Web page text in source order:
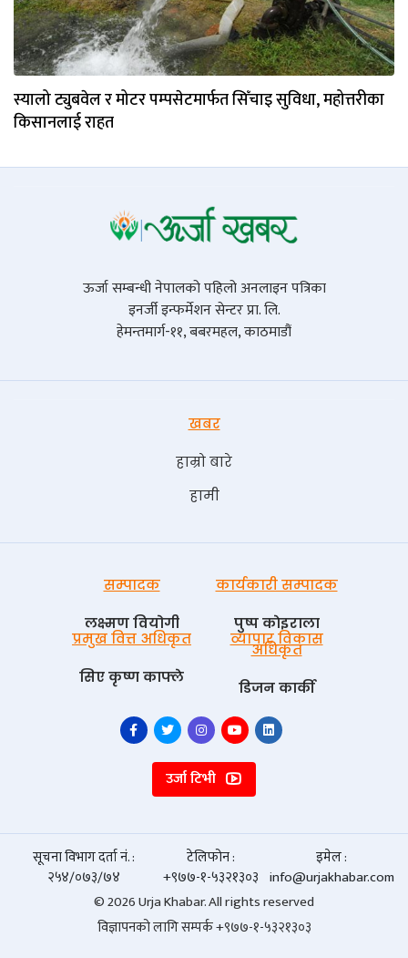
स्यालो ट्युबवेल र मोटर पम्पसेटमार्फत सिँचाइ सुविधा, महोत्तरीका
किसानलाई राहत
ऊर्जा सम्बन्धी नेपालको पहिलो अनलाइन पत्रिका
इनर्जी इन्फर्मेशन सेन्टर प्रा. लि.
हेमन्तमार्ग-११, बबरमहल, काठमाडौं
खबर
हाम्रो बारे
हामी
सम्पादक
लक्ष्मण वियोगी
कार्यकारी सम्पादक
पुष्प काेइराला
प्रमुख वित्त अधिकृत
सिए कृष्ण काफ्ले
व्यापार विकास
अधिकृत
डिजन कार्की
उर्जा टिभी
सूचना विभाग दर्ता नं. :
२५४/०७३/७४
टेलिफोन :
+९७७-१-५३२१३०३
इमेल :
info@urjakhabar.com
© 2026 Urja Khabar. All rights reserved
विज्ञापनको लागि सम्पर्क +९७७-१-५३२१३०३